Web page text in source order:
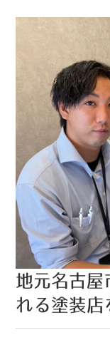
地元名古屋
れる塗装店